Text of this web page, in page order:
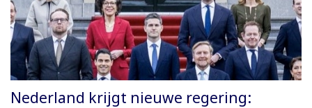
Nederland krijgt nieuwe regering: